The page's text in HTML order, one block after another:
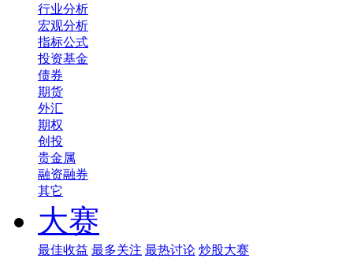
行业分析
宏观分析
指标公式
投资基金
债券
期货
外汇
期权
创投
贵金属
融资融券
其它
大赛
最佳收益 最多关注 最热讨论 炒股大赛